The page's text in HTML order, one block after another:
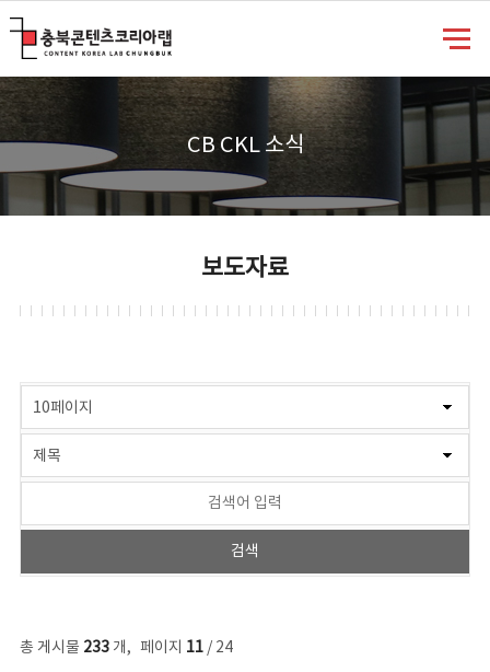
CB CKL 소식
보도자료
총 게시물 233개, 페이지 11/ 24